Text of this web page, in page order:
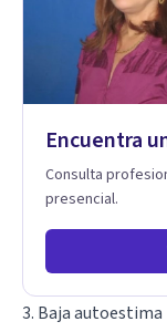
divulgador
a la vida
aplicables, con
Encuentra
Consulta
presencial.
3. Baja autoestima